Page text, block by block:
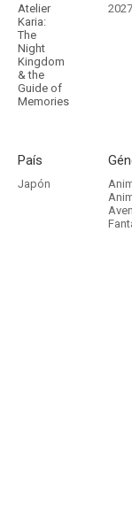
Atelier
Karia:
The
Night
Kingdom
& the
Guide of
Memories
2027
País
Japón